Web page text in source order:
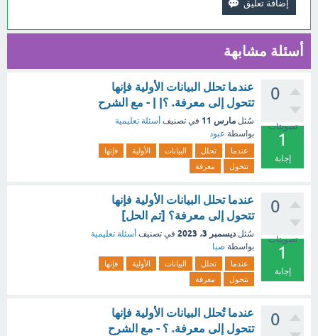
أسئلة مشابهة
0
تصويتات
1
إجابة
عندما تحلل البيانات الأولية فإنها
تتحول إلى معرفة. ؟| | - مع الشرح
سُئل مارس 11 في تصنيف أسئلة تعليمية
بواسطة عبود
عندما تحلل البيانات الأولية
فإنها
تتحول
معرفة
0
تصويتات
1
إجابة
عندما تحلل البيانات الأولية فإنها
تتحول إلى معرفة؟ [تم الحل]
سُئل ديسمبر 3، 2023 في تصنيف أسئلة تعليمية
بواسطة صبا
عندما تحلل البيانات الأولية
فإنها
تتحول
معرفة
0
عندما تُحلل البيانات الأولية فإنها
تتحول إلى معرفة. ؟ - مع الشرح